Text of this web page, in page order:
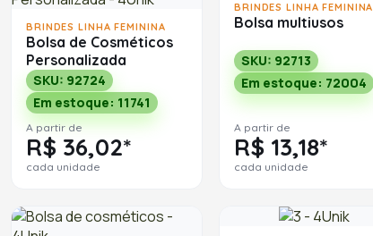
BRINDES LINHA FEMININA
Bolsa de Cosméticos
Personalizada
SKU: 92724
Em estoque: 11741
A partir de
R$ 36,02*
cada unidade
BRINDES LINHA FEMININA
Bolsa multiusos
SKU: 92713
Em estoque: 72004
A partir de
R$ 13,18*
cada unidade